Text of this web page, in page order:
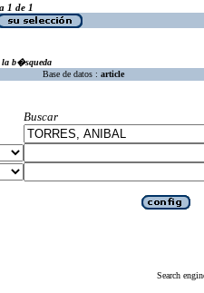
1 de 1
la b�squeda
Base de datos : article
Buscar
Search